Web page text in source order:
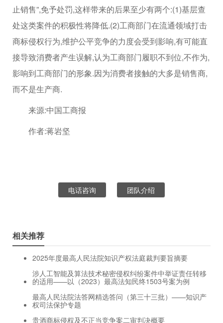
止销售”,免予处罚,这样带来的后果至少有两个:(1)基层查
处这类案件的积极性将降低.(2)工商部门在流通领域打击
商标侵权行为,维护公平竞争的力度会受到影响,有可能直
接导致消费者产生误解,认为工商部门履职不到位,不作为,
影响到工商部门的形象.因为消费者接触的大多是销售商,
而不是生产商.
来源:中国工商报
作者:蒋岩坚
电话咨询 团队介绍
相关推荐
2025年度最高人民法院知识产权法庭裁判要旨摘要
涉人工智能及算法技术秘密侵权纠纷案件中举证责任转移
的适用——以（2023）最高法知民终1503号案为例
最高人民法院法答网精选答问（第三十三批）——知识产
权司法保护专题
贵酒商标侵权及不正当竞争案二审判决概要